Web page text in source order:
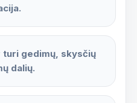
gedimų, skysčių
dalių.